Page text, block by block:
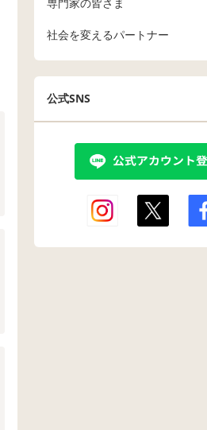
社会を変えるパートナー
公式SNS